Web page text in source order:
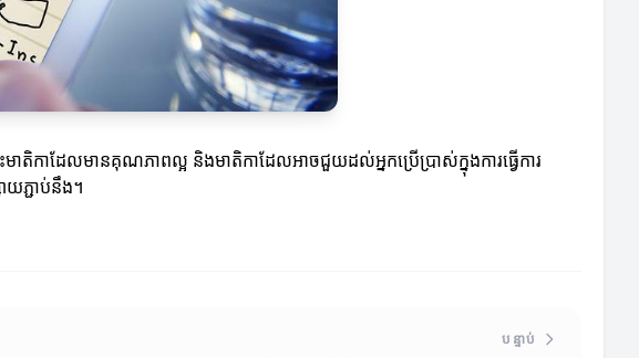
មាតិកាដែលមានគុណភាពល្អ និងមាតិកាដែលអាចជួយដល់អ្នកប្រើប្រាស់ក្នុងការធ្វើការ
យភ្ជាប់នឹង។
បន្ទាប់